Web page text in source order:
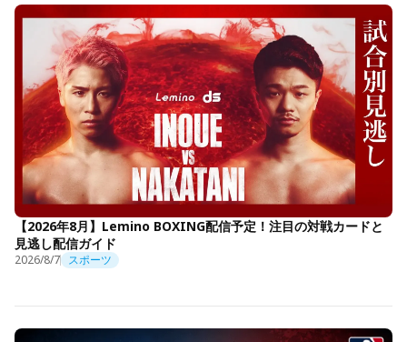
【2026年8月】Lemino BOXING配信予定！注目の対戦カードと
見逃し配信ガイド
2026/8/7 スポーツ